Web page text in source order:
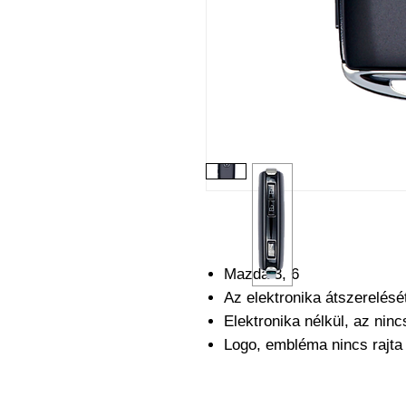
Mazda 3, 6
Az elektronika
Elektronika nélkül, az
Logo, embléma nincs rajta